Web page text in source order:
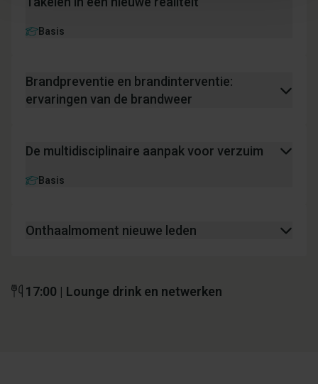
Basis
Brandpreventie en brandinterventie:
ervaringen van de brandweer
De multidisciplinaire aanpak voor verzuim
Basis
Onthaalmoment nieuwe leden
17:00 | Lounge drink en netwerken